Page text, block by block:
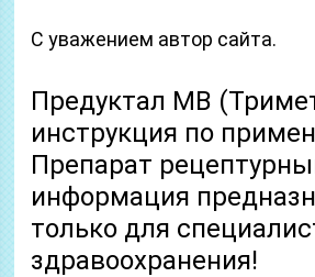
С уважением автор сайта.
Предуктал МВ
инструкция по
Препарат
информация
только для
здравоохранения!